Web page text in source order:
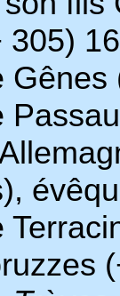
305)
Gênes